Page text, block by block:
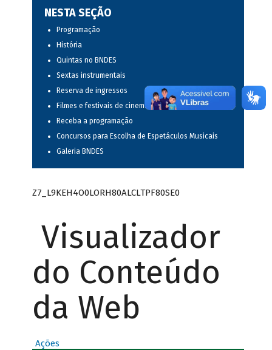
NESTA SEÇÃO
Programação
História
Quintas no BNDES
Sextas instrumentais
Reserva de ingressos
Filmes e festivais de cinema
Receba a programação
Concursos para Escolha de Espetáculos Musicais
Galeria BNDES
Z7_L9KEH4O0LORH80ALCLTPF80SE0
Visualizador
do Conteúdo
da Web
Ações